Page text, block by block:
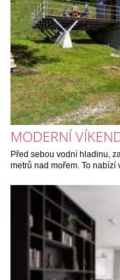
MODERNÍ
Před sebou vodní hladinu,
metrů nad mořem. To nabízí